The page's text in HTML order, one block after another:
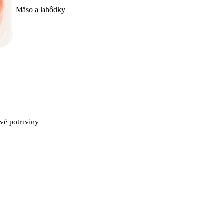
Mäso a lahôdky
potraviny